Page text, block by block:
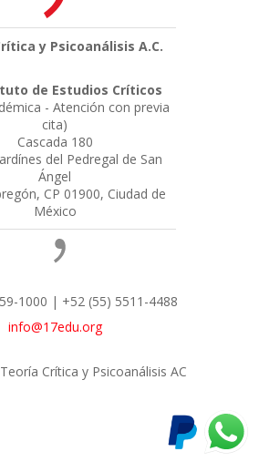
y Psicoanálisis A.C.
de Estudios Críticos
- Atención con previa
cita)
Cascada 180
del Pedregal de San
Ángel
CP 01900, Ciudad de
México
1000 | +52 (55) 5511-4488
info@17edu.org
Crítica y Psicoanálisis AC